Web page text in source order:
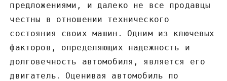
предложениями‚ и далеко не все продавцы
честны в отношении технического
состояния своих машин․ Одним из ключевых
факторов‚ определяющих надежность и
долговечность автомобиля‚ является его
двигатель․ Оценивая автомобиль по